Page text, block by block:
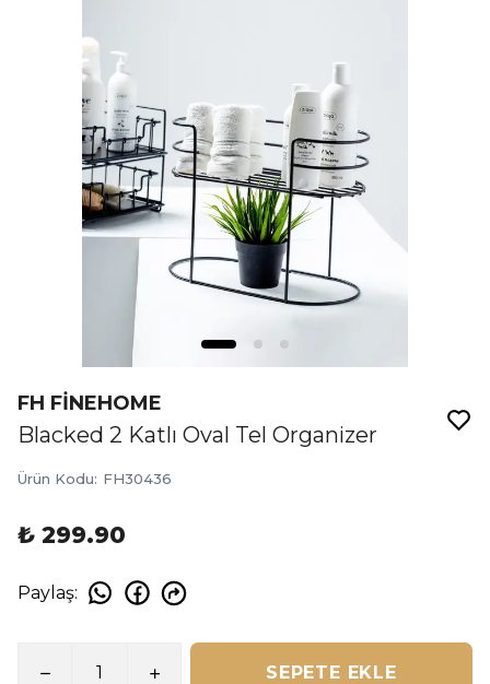
FH FİNEHOME
Blacked 2 Katlı Oval Tel Organizer
Ürün Kodu: FH30436
₺ 299.90
Paylaş:
SEPETE EKLE